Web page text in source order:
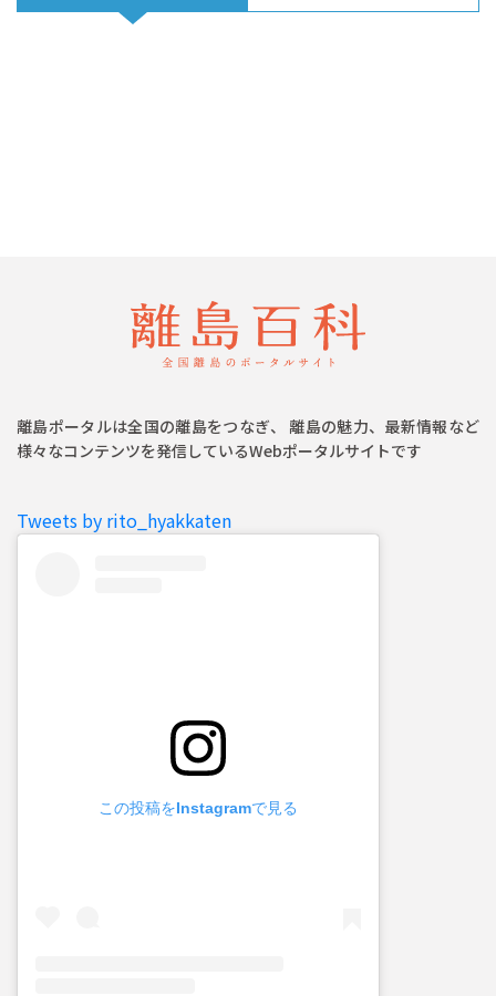
離島ポータルは全国の離島をつなぎ、 離島の魅力、最新情報など
様々なコンテンツを発信しているWebポータルサイトです
Tweets by rito_hyakkaten
この投稿をInstagramで見る